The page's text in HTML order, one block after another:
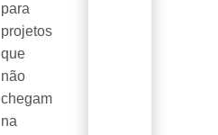
para
projetos
que
não
chegam
na